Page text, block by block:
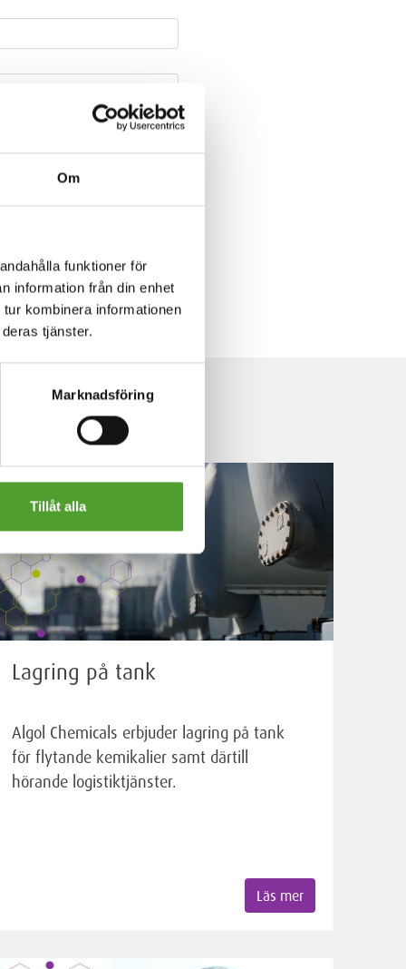
Om
funktioner för
information från din enhet
kombinera informationen
tjänster.
Marknadsföring
Tillåt alla
Lagring på tank
Algol Chemicals erbjuder lagring på tank
för flytande kemikalier samt därtill
hörande logistiktjänster.
Läs mer